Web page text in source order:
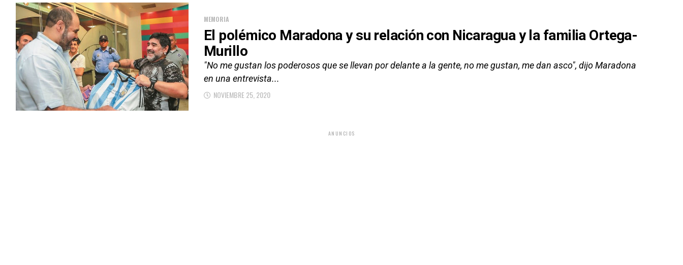
MEMORIA
El polémico Maradona y su relación con Nicaragua y la familia Ortega-
Murillo
"No me gustan los poderosos que se llevan por delante a la gente, no me gustan, me dan asco", dijo Maradona
en una entrevista...
NOVIEMBRE 25, 2020
ANUNCIOS